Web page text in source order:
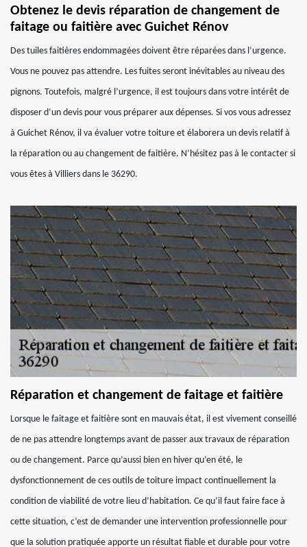
Obtenez le devis réparation de changement de
faitage ou faitière avec Guichet Rénov
Des tuiles faitières endommagées doivent être réparées dans l’urgence.
Vous ne pouvez pas attendre. Les fuites seront inévitables au niveau des
pignons. Toutefois, malgré l’urgence, il est toujours dans votre intérêt de
disposer d’un devis pour vous préparer aux dépenses. Si vos vous adressez
à Guichet Rénov, il va évaluer votre toiture et élaborera un devis relatif à
la réparation ou au changement de faitière. N’hésitez pas à le contacter si
vous êtes à Villiers dans le 36290.
Réparation et changement de faitage et faitière
Lorsque le faitage et faitière sont en mauvais état, il est vivement conseillé
de ne pas attendre longtemps avant de passer aux travaux de réparation
ou de changement. Parce qu’aussi bien en hiver qu’en été, le
dysfonctionnement de ces outils de toiture impact continuellement la
condition de viabilité de votre lieu d’habitation. Ce qu’il faut faire face à
cette situation, c’est de demander une intervention professionnelle pour
que la solution pratiquée apporte un résultat fiable et durable pour votre